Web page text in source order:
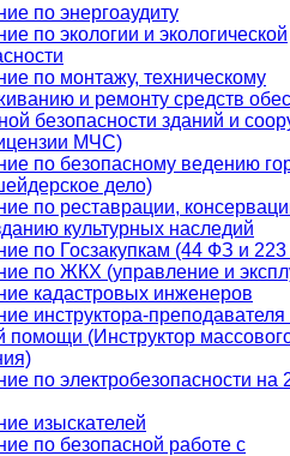
по энергоаудиту
по экологии и экологической
по монтажу, техническому
и ремонту средств
безопасности зданий и
МЧС)
по безопасному ведению
дело)
по реставрации,
культурных наследий
по Госзакупкам (44 ФЗ и
по ЖКХ (управление и
кадастровых инженеров
инструктора-
помощи (Инструктор
по электробезопасности на
изыскателей
по безопасной работе с